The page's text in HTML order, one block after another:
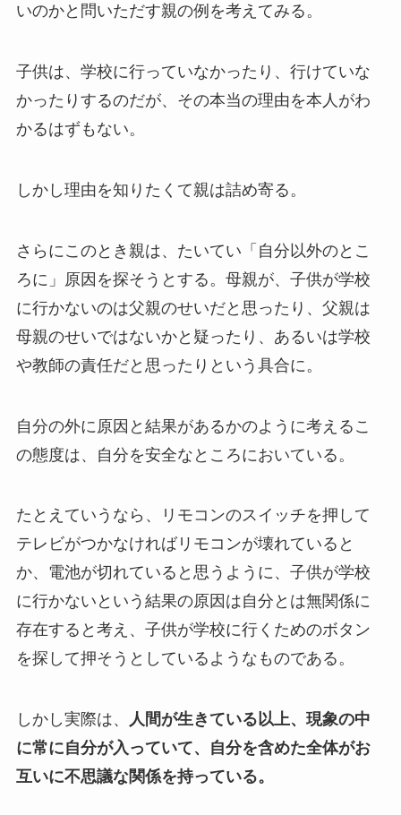
いのかと問いただす親の例を考えてみる。
子供は、学校に行っていなかったり、行けていな
かったりするのだが、その本当の理由を本人がわ
かるはずもない。
しかし理由を知りたくて親は詰め寄る。
さらにこのとき親は、たいてい「自分以外のとこ
ろに」原因を探そうとする。母親が、子供が学校
に行かないのは父親のせいだと思ったり、父親は
母親のせいではないかと疑ったり、あるいは学校
や教師の責任だと思ったりという具合に。
自分の外に原因と結果があるかのように考えるこ
の態度は、自分を安全なところにおいている。
たとえていうなら、リモコンのスイッチを押して
テレビがつかなければリモコンが壊れていると
か、電池が切れていると思うように、子供が学校
に行かないという結果の原因は自分とは無関係に
存在すると考え、子供が学校に行くためのボタン
を探して押そうとしているようなものである。
しかし実際は、
人間が生きている以上、現象の中
に常に自分が入っていて、自分を含めた全体がお
互いに不思議な関係を持っている。